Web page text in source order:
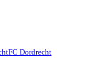
FC Dordrecht